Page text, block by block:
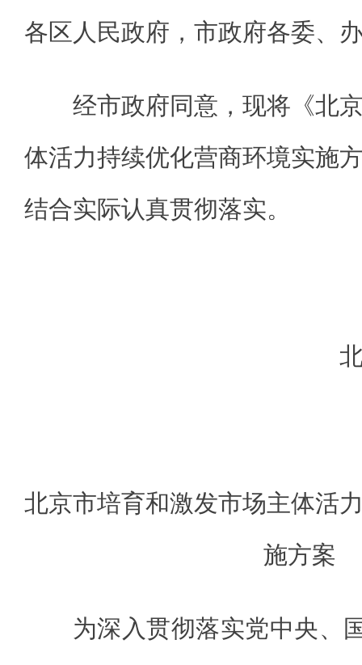
各区人民政府，市政府各委、
经市政府同意，现将《北
体活力持续优化营商环境实施
结合实际认真贯彻落实。
北京市培育和激发市场主体活
施方案
为深入贯彻落实党中央、